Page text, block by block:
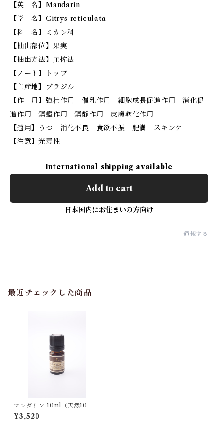
【英 名】Mandarin
【学 名】Citrys reticulata
【科 名】ミカン科
【抽出部位】果実
【抽出方法】圧搾法
【ノート】トップ
【主産地】ブラジル
【作 用】強壮作用 催乳作用 細胞成長促進作用 消化促
進作用 鎮痙作用 鎮静作用 皮膚軟化作用
【適用】うつ 消化不良 食欲不振 肥満 スキンケ
【注意】光毒性
International shipping available
Add to cart
日本国内にお住まいの方向け
通報する
最近チェックした商品
マンダリン 10ml（天然10
0%）エッセンシャルオイル
¥3,520